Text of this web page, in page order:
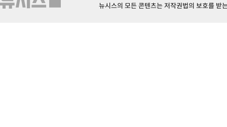
뉴시스의 모든 콘텐츠는 저작권법의 보호를